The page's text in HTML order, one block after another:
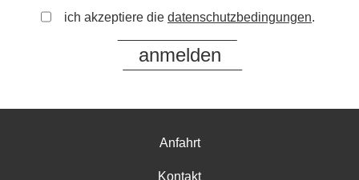
ich akzeptiere die datenschutzbedingungen.
Anfahrt
Kontakt